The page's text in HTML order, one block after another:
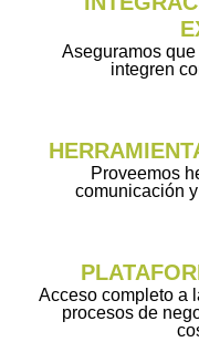
Aseguramos
integren
Proveemos
comunicación
Acceso completo a
procesos de